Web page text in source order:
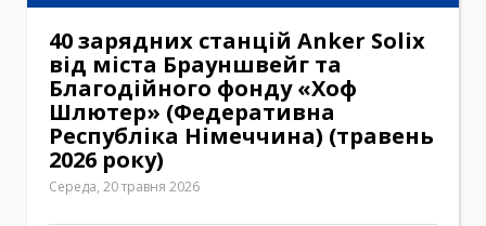
40 зарядних станцій Anker Solix
від міста Брауншвейг та
Благодійного фонду «Хоф
Шлютер» (Федеративна
Республіка Німеччина) (травень
2026 року)
Середа, 20 травня 2026